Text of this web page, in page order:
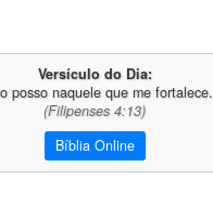
Versículo do Dia:
posso naquele que me fortalece.
(Filipenses 4:13)
Bíblia Online